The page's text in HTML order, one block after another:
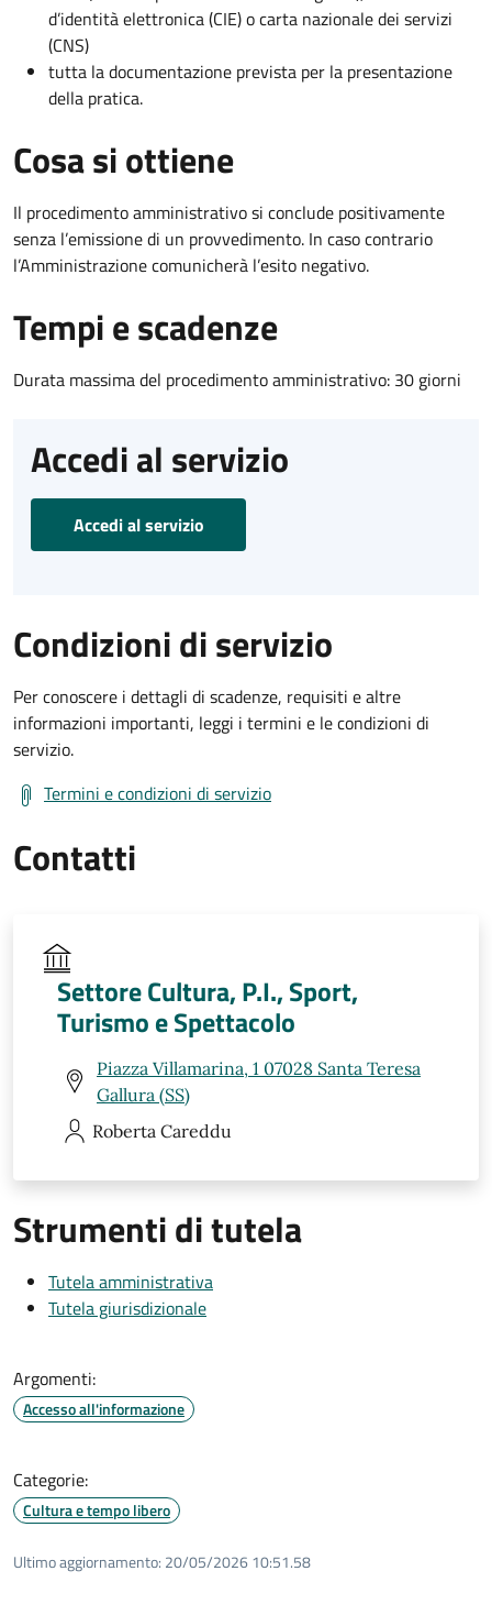
d’identità elettronica (CIE) o carta nazionale dei servizi
(CNS)
tutta la documentazione prevista per la presentazione
della pratica.
Cosa si ottiene
Il procedimento amministrativo si conclude positivamente
senza l’emissione di un provvedimento. In caso contrario
l’Amministrazione comunicherà l’esito negativo.
Tempi e scadenze
Durata massima del procedimento amministrativo: 30 giorni
Accedi al servizio
Accedi al servizio
Condizioni di servizio
Per conoscere i dettagli di scadenze, requisiti e altre
informazioni importanti, leggi i termini e le condizioni di
servizio.
Termini e condizioni di servizio
Contatti
Settore Cultura, P.I., Sport,
Turismo e Spettacolo
Piazza Villamarina, 1 07028 Santa Teresa
Gallura (SS)
Roberta Careddu
Strumenti di tutela
Tutela amministrativa
Tutela giurisdizionale
Argomenti:
Accesso all'informazione
Categorie:
Cultura e tempo libero
Ultimo aggiornamento: 20/05/2026 10:51.58